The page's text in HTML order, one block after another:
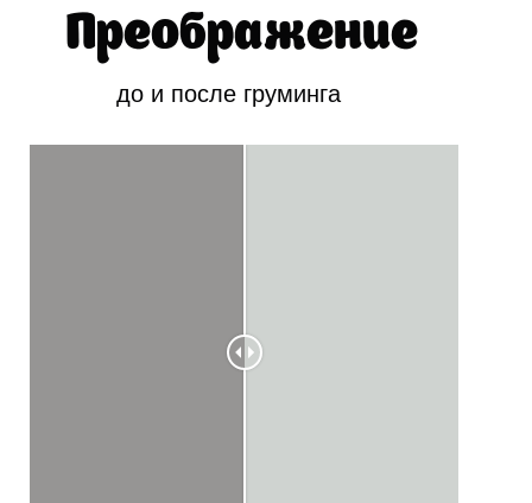
до и после груминга
Преображение